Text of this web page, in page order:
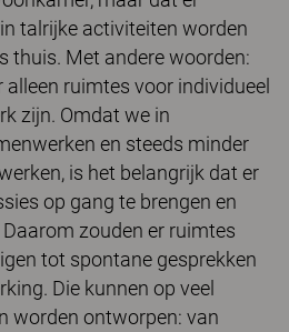
talrijke activiteiten worden
thuis. Met andere woorden:
ruimtes voor individueel
zijn. Omdat we in
en steeds minder
is het belangrijk dat er
op gang te brengen en
zouden er ruimtes
tot spontane gesprekken
Die kunnen op veel
worden ontworpen: van